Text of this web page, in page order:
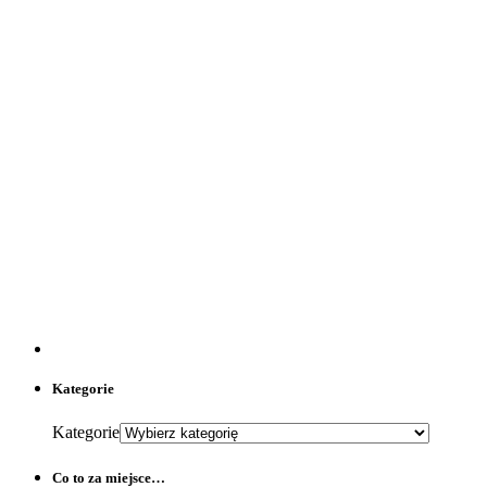
Kategorie
Kategorie
Co to za miejsce…